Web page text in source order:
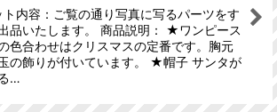
ト内容：ご覧の通り写真に写るパーツをす
品いたします。 商品説明： ★ワンピース
色合わせはクリスマスの定番です。胸元
の飾りが付いています。 ★帽子 サンタが
…